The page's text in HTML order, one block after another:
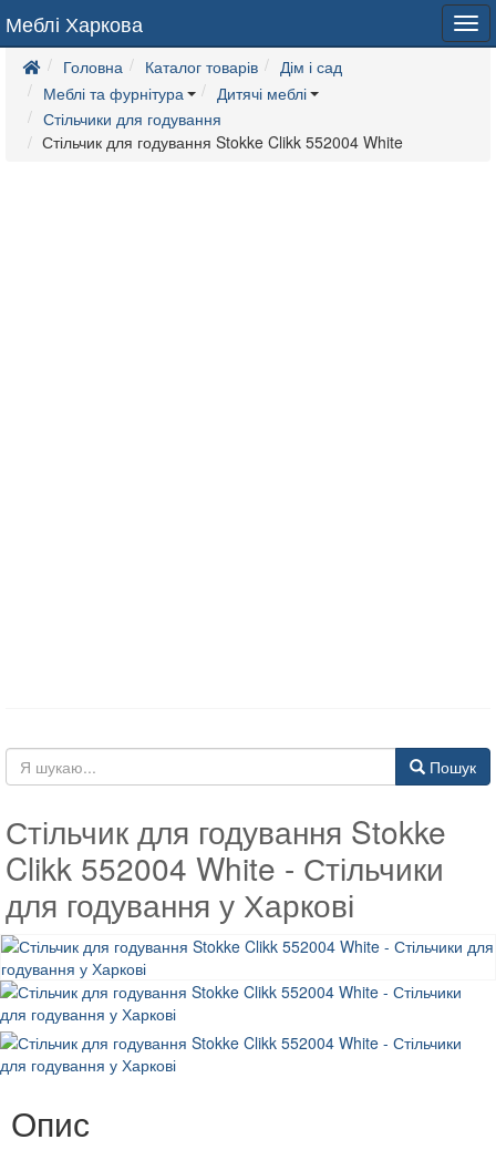
Меблі Харкова
Головна Каталог товарів
Дім і сад
Меблі та фурнітура
Дитячі меблі
Стільчики для годування
Стільчик для годування Stokke Clikk 552004 White
Пошук
Стільчик для годування Stokke
Clikk 552004 White - Стільчики
для годування у Харкові
Опис